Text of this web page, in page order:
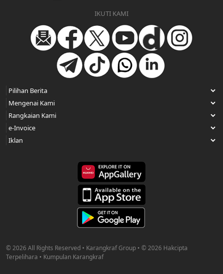
IKUTI KAMI
© 2026 All Rights Reserved • Karangkraf Group • © 2026 Hakcipta
Terpelihara • Kumpulan Karangkraf